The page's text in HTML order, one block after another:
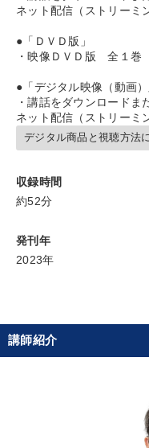
早わかり インフレ対
マネジメント 広報・
新技術 SDGs 企
運勢・先見 創業者
お金の授業
ネット配信（ストリーミ
●「ＤＶＤ版」
・映像ＤＶＤ版 全１巻
●「デジタル映像（動画
・講話をダウンロード
ネット配信（ストリーミ
デジタル商品と視聴方法
収録時間
約52分
発刊年
2023年
講師紹介